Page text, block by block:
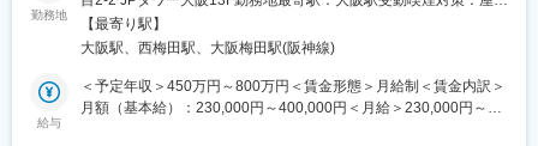
現在はAI外観検査事業およびコンサルティング事業を中心に事業
拡大しており、今後も製造現場における様々な課題解決に向け
た、自社製のAIソフトウェア×IoTによる新たなソリューション領
域へと事業を拡大していきます。
自動巻線機分野で世界トップシェアを誇る当社にて、大手自動車
メーカー、家電メーカー、通信機器メーカー、電子部品メーカー
などへの法人営業をお任せします。
顧客への訪問・課題ヒアリングから、引合案件の創出、見積提
案、受注、設備納品まで一貫して担当。製品はすべてオーダーメ
イドのため、顧客ごとの課題や生産体制に合わせた最適なシステ
勤務地
喫煙可能場所あり変更の範囲：会社の定める事業所
【最寄り駅】
大阪駅、西梅田駅、大阪梅田駅(阪神線)
給与
＜予定年収＞450万円～800万円＜賃金形態＞月給制＜賃金内訳＞
月額（基本給）：230,000円～400,000円＜月給＞230,000円～